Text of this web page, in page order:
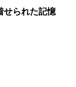
せられた記憶